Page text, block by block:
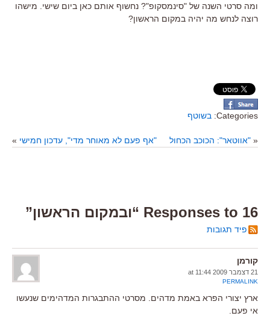
ומה סרטי השנה של "סינמסקופ"? נחשוף אותם כאן ביום שישי. מישהו
רוצה לנחש מה יהיה במקום הראשון?
Categories: בשוטף
« "אווטאר": הכוכב הכחול "אף פעם לא מאוחר מדי", עדכון חמישי »
16 Responses to “ובמקום הראשון”
פיד תגובות
קורמן
21 דצמבר 2009 at 11:44
PERMALINK
ארץ יצורי הפרא באמת מדהים. מסרטי ההתבגרות המדהימים שנעשו
אי פעם.